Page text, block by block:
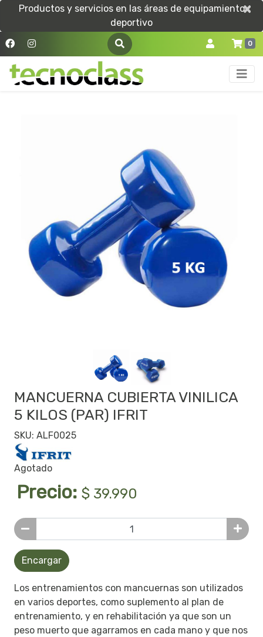
Productos y servicios en las áreas de equipamiento
deportivo
×
×
0
MANCUERNA CUBIERTA VINILICA
5 KILOS (PAR) IFRIT
SKU: ALF0025
Agotado
Precio: $ 39.990
Encargar
Los entrenamientos con mancuernas son utilizados
en varios deportes, como suplemento al plan de
entrenamiento, y en rehabilitación ya que son un
peso muerto que agarramos en cada mano y que nos